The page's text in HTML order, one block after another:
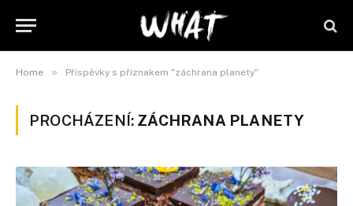
Home » Příspěvky s příznakem "záchrana planety"
PROCHÁZENÍ: ZÁCHRANA PLANETY